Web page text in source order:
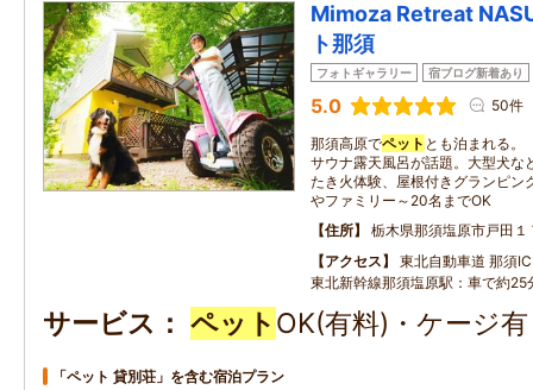
Mimoza Retreat
ト那須
フォトギャラリー 宿ブログ新着あり
5.0 50件
那須高原でペット とも泊まれる。
サウナ露天風呂が話題。大型犬な
たき火体験、屋根付きグランピン
やファミリー～20名までOK
住所
栃木県那須塩原市戸田１
アクセス
東北自動車道 那須
東北新幹線那須塩原駅：車で約25
サービス ペット OK(有料)・ケージ
「ペット 貸別荘」を含む宿泊プラン